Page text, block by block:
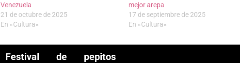
Venezuela
21 de octubre de 2025
En «Cultura»
mejor arepa
17 de septiembre de 2025
En «Cultura»
Festival de pepitos